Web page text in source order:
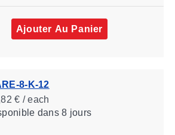
Ajouter Au Panier
8-K-12
€ / each
dans 8 jours